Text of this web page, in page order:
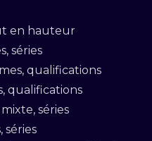
en hauteur
séries
qualifications
qualifications
séries
séries